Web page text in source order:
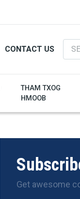
CONTACT US
THAM TXOG
HMOOB
Get awesome